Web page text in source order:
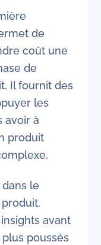
de
coût une
de
Il fournit des
les
avoir à
produit
dans le
avant
poussés